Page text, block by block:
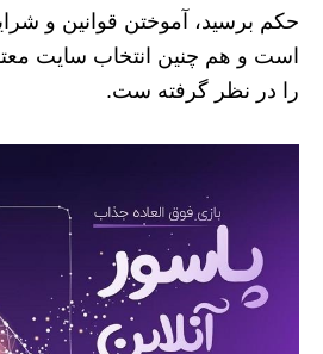
حکم برسید، آموختن قوانین و
است و هم چنین انتخاب سایت
را در نظر گرفته ست.